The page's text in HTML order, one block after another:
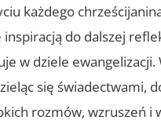
każdego
inspiracją do dalszej
w dziele ewangelizacji.
się świadectwami,
rozmów, wzruszeń i